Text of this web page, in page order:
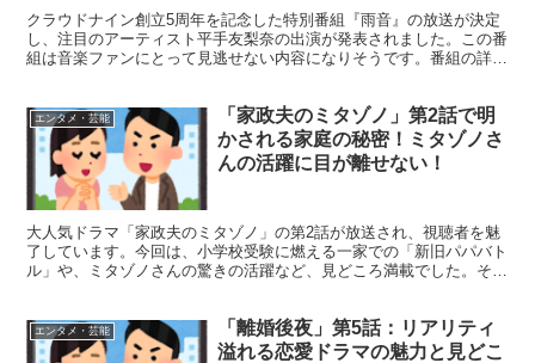
クラウドナイン創立5周年を記念した特別番組『雨音』の放送が決定
し、注目のアーティスト平手友梨奈の出演が発表されました。この番
組は音楽ファンにとって見逃せない内容になりそうです。番組の詳細
エンタメ・芸能
「家政夫のミタゾノ」第2話で明
かされる家庭の秘密！ミタゾノさ
んの活躍に目が離せない！
大人気ドラマ「家政夫のミタゾノ」の第2話が放送され、視聴者を魅
了しています。今回は、小学校受験に燃える一家での「新旧パパバト
ル」や、ミタゾノさんの驚きの活躍など、見どころ満載でした。そこ
エンタメ・芸能
「離婚後夜」第5話：リアリティ
溢れる恋愛ドラマの魅力と見どこ